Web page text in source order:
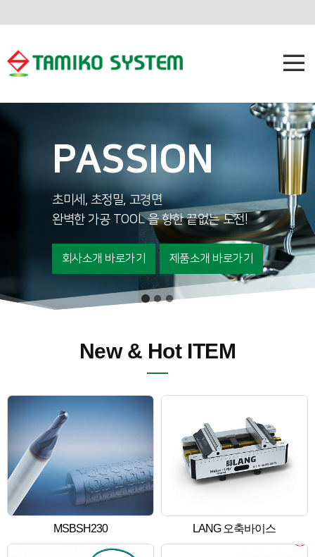
세, 초정밀, 고경면
한 가공 TOOL 을 향한 끝없는 도전!
회사소개 바로가기 제품소개 바로가기
New & Hot ITEM
MSBSH230 LANG 오축바이스